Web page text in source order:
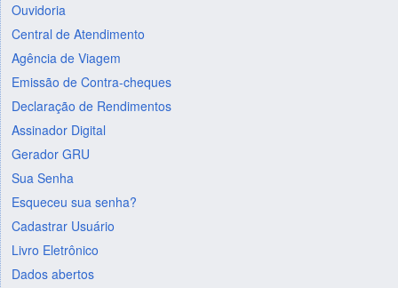
Ouvidoria
Central de Atendimento
Agência de Viagem
Emissão de Contra-cheques
Declaração de Rendimentos
Assinador Digital
Gerador GRU
Sua Senha
Esqueceu sua senha?
Cadastrar Usuário
Livro Eletrônico
Dados abertos